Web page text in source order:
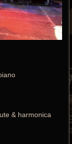
& harmonica